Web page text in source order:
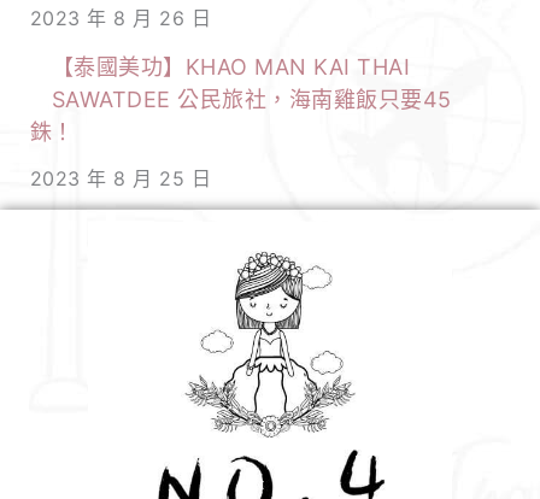
2023 年 8 月 26 日
【泰國美功】KHAO MAN KAI THAI
SAWATDEE 公民旅社，海南雞飯只要45
銖！
2023 年 8 月 25 日